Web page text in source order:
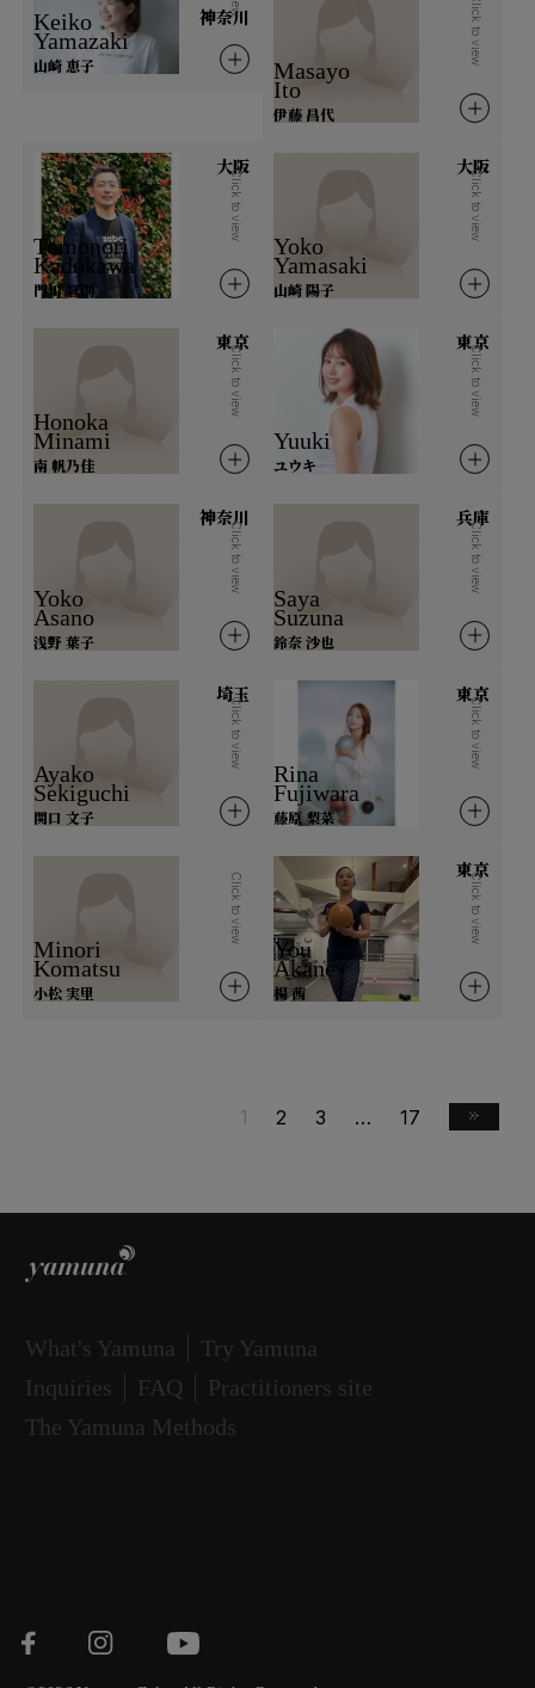
中国
岡山県
山口県
四国
九州・沖縄
福岡県 佐賀県 長崎県
宮崎県
海外
香港
神奈川
Keiko
Yamazaki
山崎 恵子 Masayo
Ito
伊藤 昌代
Click to view
大阪
Tomonori
Kadokawa
門川 智則
Click to view
大阪
Yoko
Yamasaki
山崎 陽子
Click to view
東京
Honoka
Minami
南 帆乃佳
Click to view
東京
Yuuki
ユウキ
Click to view
神奈川
Yoko
Asano
浅野 葉子
Click to view
兵庫
Saya
Suzuna
鈴奈 沙也
Click to view
埼玉
Ayako
Sekiguchi
関口 文子
Click to view
東京
Rina
Fujiwara
藤原 梨菜
Click to view
Minori
Komatsu
小松 実里
Click to view
東京
You
Akane
楊 茜
Click to view
1 2 3 … 17
What's Yamuna
Try Yamuna
Inquiries
FAQ
Practitioners site
The Yamuna Methods